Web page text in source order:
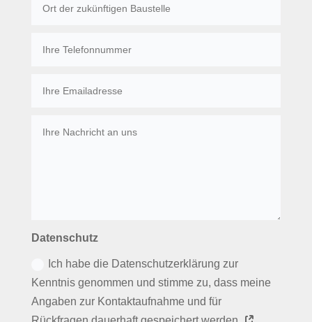
Datenschutz
Ich habe die Datenschutzerklärung zur
Kenntnis genommen und stimme zu, dass meine
Angaben zur Kontaktaufnahme und für